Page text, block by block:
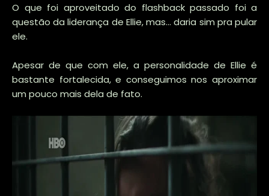
O que foi aproveitado do flashback passado foi a
questão da liderança de Ellie, mas... daria sim pra pular
ele.
Apesar de que com ele, a personalidade de Ellie é
bastante fortalecida, e conseguimos nos aproximar
um pouco mais dela de fato.